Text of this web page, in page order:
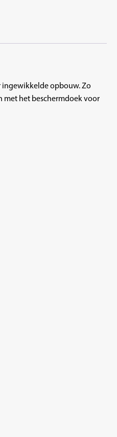
ingewikkelde opbouw. Zo
met het beschermdoek voor